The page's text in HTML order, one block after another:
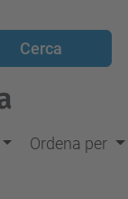
Ordena per